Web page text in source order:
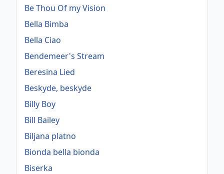
Be Thou Of my Vision
Bella Bimba
Bella Ciao
Bendemeer's Stream
Beresina Lied
Beskyde, beskyde
Billy Boy
Bill Bailey
Biljana platno
Bionda bella bionda
Biserka